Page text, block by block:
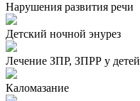
Нарушения развития речи
Детский ночной энурез
Лечение ЗПР, ЗПРР у детей
Каломазание